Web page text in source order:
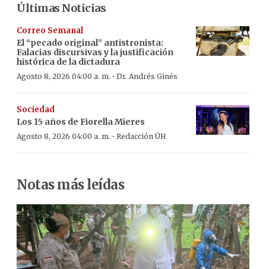
Últimas Noticias
Correo Semanal
El “pecado original” antistronista:
Falacias discursivas y la justificación
histórica de la dictadura
Agosto 8, 2026 04:00 a. m. · Dr. Andrés Ginés
Sociedad
Los 15 años de Fiorella Mieres
Agosto 8, 2026 04:00 a. m. · Redacción ÚH
Notas más leídas